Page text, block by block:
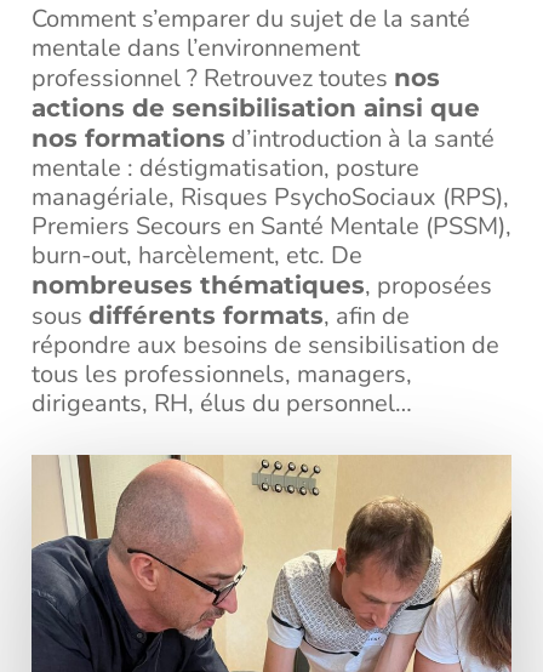
Comment s’emparer du sujet de la santé
mentale dans l’environnement
professionnel ? Retrouvez toutes nos
actions de sensibilisation ainsi que
nos formations d’introduction à la santé
mentale : déstigmatisation, posture
managériale, Risques PsychoSociaux (RPS),
Premiers Secours en Santé Mentale (PSSM),
burn-out, harcèlement, etc. De
nombreuses thématiques, proposées
sous différents formats, afin de
répondre aux besoins de sensibilisation de
tous les professionnels, managers,
dirigeants, RH, élus du personnel…